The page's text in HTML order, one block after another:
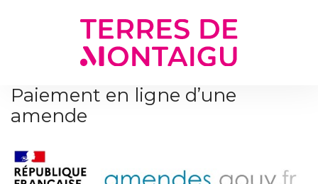
Paiement en ligne d’une
amende